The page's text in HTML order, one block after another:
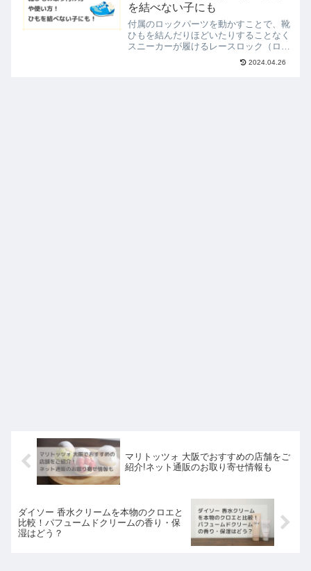
を結べない子にも
付属のロックパーツを動かすことで、靴
ひもを結んだりほどいたりすることなく
スニーカーが履けるレースロック（ロッ
クレース）。トライアスリートが素早く
靴を履き替えることができるよう開発さ
2024.04.26
マリトッツォ 大阪でおすすめの店舗をご
紹介!ネット通販のお取り寄せ情報も
ダイソー 香水クリームを本物のクロエと
比較！パフュームドクリームの香り・保
湿はどう？